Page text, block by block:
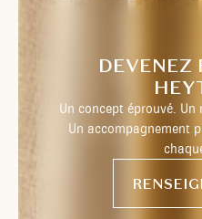
DEVENEZ
Un concept éprouvé. Un
Un accompagnement